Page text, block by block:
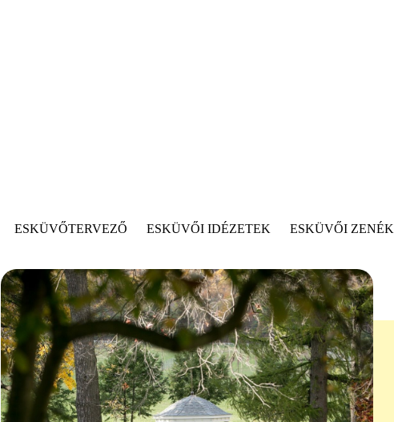
ESKÜVŐTERVEZŐ ESKÜVŐI IDÉZETEK ESKÜVŐI ZENÉK